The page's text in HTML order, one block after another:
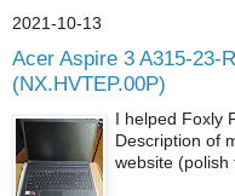
2021-10-13
Acer Aspire 3 A315-23-
(NX.HVTEP.00P)
I helped Foxly
Description of
website (polish